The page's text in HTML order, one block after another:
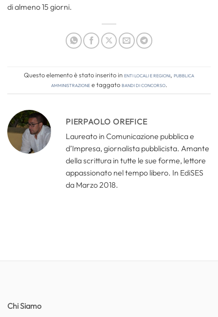
di almeno 15 giorni.
Questo elemento è stato inserito inEnti locali e regioni, Pubblica
amministrazionee taggatobandi di concorso.
PIERPAOLO OREFICE
Laureato in Comunicazione pubblica e
d’Impresa, giornalista pubblicista. Amante
della scrittura in tutte le sue forme, lettore
appassionato nel tempo libero. In EdiSES
da Marzo 2018.
Chi Siamo